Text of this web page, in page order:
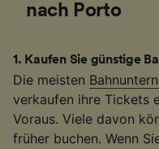
nach Porto
1 . Kaufen Sie günstige
Die meisten
verkaufen ihre Tickets
Voraus. Viele davon
früher buchen. Wenn